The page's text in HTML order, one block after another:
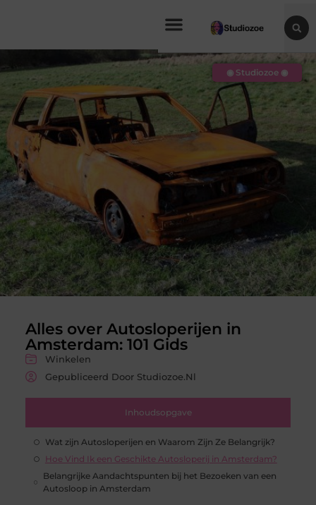
Alles over Autosloperijen in
Amsterdam: 101 Gids
Winkelen
Gepubliceerd Door Studiozoe.nl
Inhoudsopgave
Wat zijn Autosloperijen en Waarom Zijn Ze Belangrijk?
Hoe Vind Ik een Geschikte Autosloperij in Amsterdam?
Belangrijke Aandachtspunten bij het Bezoeken van een
Autosloop in Amsterdam
◉ Studiozoe ◉